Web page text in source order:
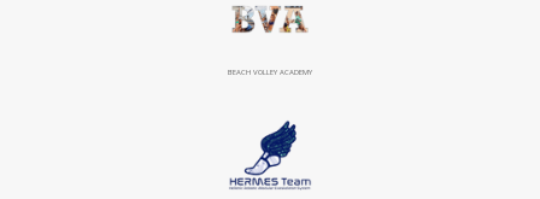
BEACH VOLLEY ACADEMY